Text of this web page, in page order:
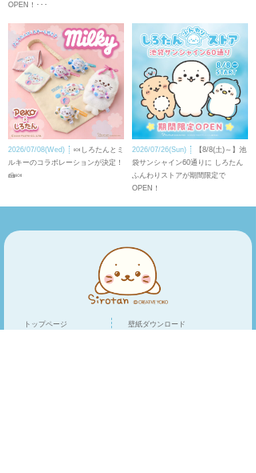
OPEN！･･･
2026/07/08(Wed)
🍬しろたんとミ
ルキーのコラボレーションが決定！
🍰🍬
2026/07/26(Sun)
【8/8(土)～】池
袋サンシャイン60通りに しろたん
ふんわりストアが期間限定で
OPEN！
トップページ 壁紙ダウンロード